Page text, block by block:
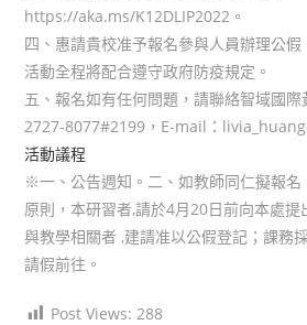
https://aka.ms/K12DLIP2022。
四、惠請貴校准予報名參與人員辦理公假
活動全程將配合遵守政府防疫規定。
五、報名如有任何問題，請聯絡智域國
2727-8077#2199，E-mail：
活動議程
※一、公告週知。二、如教師同仁擬報名
原則，本研習者,請於4月20日前向本處提
與教學相關者 ,建請准以公假登記；課務
請假前往。
Post Views: 288